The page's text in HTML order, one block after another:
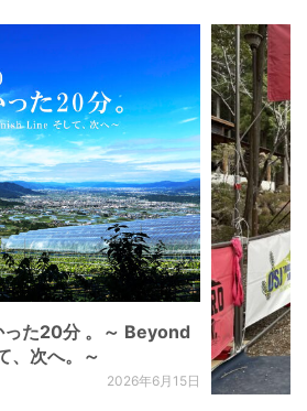
た20分 。～ Beyond
、次へ。～
2026年6月15日